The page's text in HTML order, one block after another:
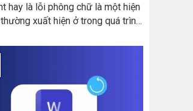
hay là lỗi phông chữ là một hiện
xuất hiện ở trong quá trình
làm nội dung bị mã hóa thành ký
Hoặc là có thể bị mắc lỗi sai
Bài viết dưới đây THIÊN SƠN
sẽ chỉ ra cho bạn các
nhân dẫn đến lỗi font chữ ở